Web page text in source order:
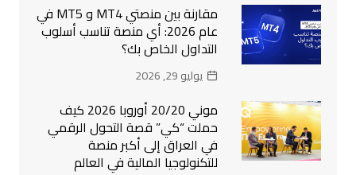
مقارنة بين منصتي MT4 و MT5 في
عام 2026: أي منصة تناسب أسلوب
التداول الخاص بك؟
يوليو 29, 2026
موني 20/20 أوروبا 2026 كيف
حملت “كي” قصة التحول الرقمي
في العراق إلى أكبر منصة
للتكنولوجيا المالية في العالم